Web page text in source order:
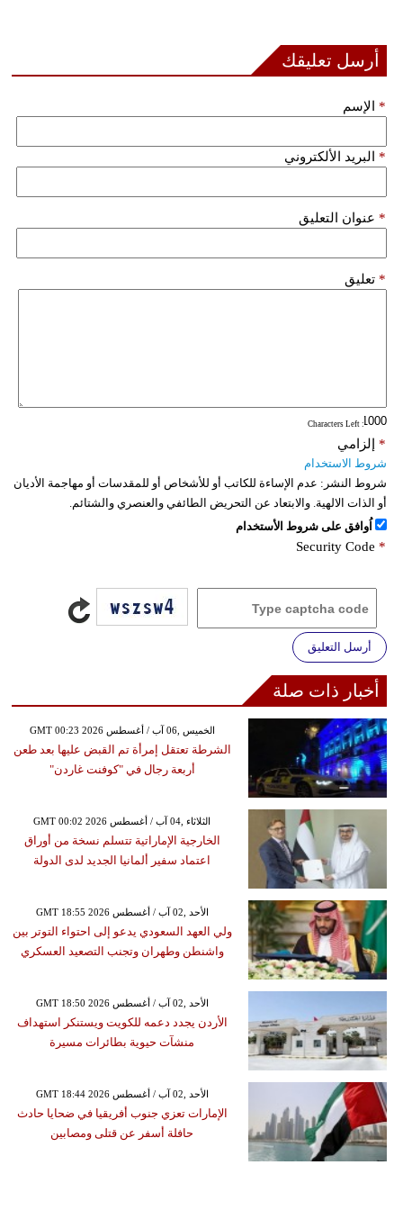
أرسل تعليقك
الإسم *
البريد الألكتروني *
عنوان التعليق *
تعليق *
: Characters Left
إلزامي *
شروط الاستخدام
شروط النشر: عدم الإساءة للكاتب أو للأشخاص أو للمقدسات أو مهاجمة الأديان
أو الذات الالهية. والابتعاد عن التحريض الطائفي والعنصري والشتائم.
اُوافق على شروط الأستخدام
Security Code *
أرسل التعليق
أخبار ذات صلة
GMT 00:23 2026 الخميس ,06 آب / أغسطس
الشرطة تعتقل إمرأة تم القبض عليها بعد طعن
أربعة رجال في "كوفنت غاردن"
GMT 00:02 2026 الثلاثاء ,04 آب / أغسطس
الخارجية الإماراتية تتسلم نسخة من أوراق
اعتماد سفير ألمانيا الجديد لدى الدولة
GMT 18:55 2026 الأحد ,02 آب / أغسطس
ولي العهد السعودي يدعو إلى احتواء التوتر بين
واشنطن وطهران وتجنب التصعيد العسكري
GMT 18:50 2026 الأحد ,02 آب / أغسطس
الأردن يجدد دعمه للكويت ويستنكر استهداف
منشآت حيوية بطائرات مسيرة
GMT 18:44 2026 الأحد ,02 آب / أغسطس
الإمارات تعزي جنوب أفريقيا في ضحايا حادث
حافلة أسفر عن قتلى ومصابين